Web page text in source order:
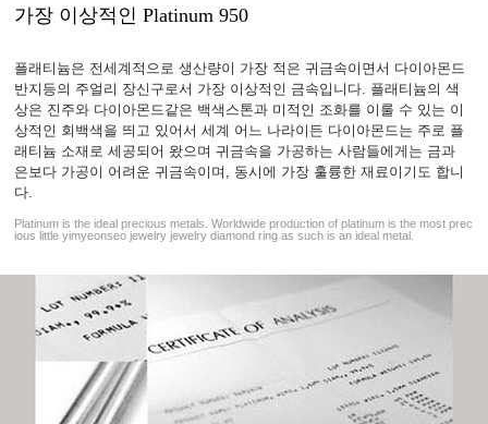
가장 이상적인 Platinum 950
플래티늄은 전세계적으로 생산량이 가장 적은 귀금속이면서 다이아몬드
반지등의 주얼리 장신구로서 가장 이상적인 금속입니다. 플래티늄의 색
상은 진주와 다이아몬드같은 백색스톤과 미적인 조화를 이룰 수 있는 이
상적인 회백색을 띄고 있어서 세계 어느 나라이든 다이아몬드는 주로 플
래티늄 소재로 세공되어 왔으며 귀금속을 가공하는 사람들에게는 금과
은보다 가공이 어려운 귀금속이며, 동시에 가장 훌륭한 재료이기도 합니
다.
Platinum is the ideal precious metals. Worldwide production of platinum is the most prec
ious little yimyeonseo jewelry jewelry diamond ring as such is an ideal metal.